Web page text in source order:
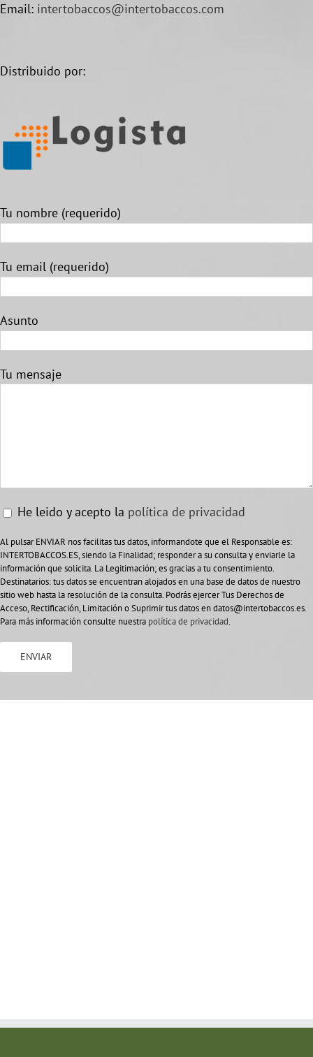
Email: intertobaccos@intertobaccos.com
Distribuido por:
Tu nombre (requerido)
Tu email (requerido)
Asunto
Tu mensaje
He leido y acepto la política de privacidad
Al pulsar ENVIAR nos facilitas tus datos, informandote que el Responsable es:
INTERTOBACCOS.ES, siendo la Finalidad; responder a su consulta y enviarle la
información que solicita. La Legitimación; es gracias a tu consentimiento.
Destinatarios: tus datos se encuentran alojados en una base de datos de nuestro
sitio web hasta la resolución de la consulta. Podrás ejercer Tus Derechos de
Acceso, Rectificación, Limitación o Suprimir tus datos en datos@intertobaccos.es.
Para más información consulte nuestra política de privacidad.